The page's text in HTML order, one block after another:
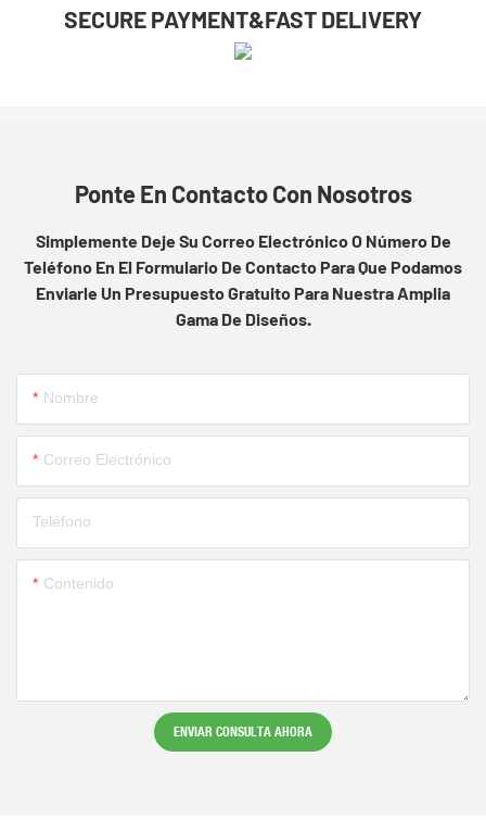
SECURE PAYMENT&FAST DELIVERY
Ponte En Contacto Con Nosotros
Simplemente Deje Su Correo Electrónico O Número De
Teléfono En El Formulario De Contacto Para Que Podamos
Enviarle Un Presupuesto Gratuito Para Nuestra Amplia
Gama De Diseños.
Nombre
Correo Electrónico
Teléfono
Contenido
ENVIAR CONSULTA AHORA